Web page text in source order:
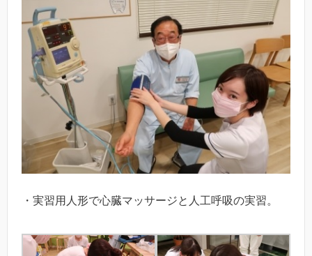
・実習用人形で心臓マッサージと人工呼吸の実習。